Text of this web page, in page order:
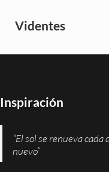
Videntes
Inspiración
“El sol se renueva
nuevo”